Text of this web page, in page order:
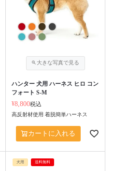
ハンター 犬用 ハーネス ヒロ コン
フォート S-M
¥8,800税込
高反射材使用 着脱簡単ハーネス
カートに入れる
犬用 送料無料